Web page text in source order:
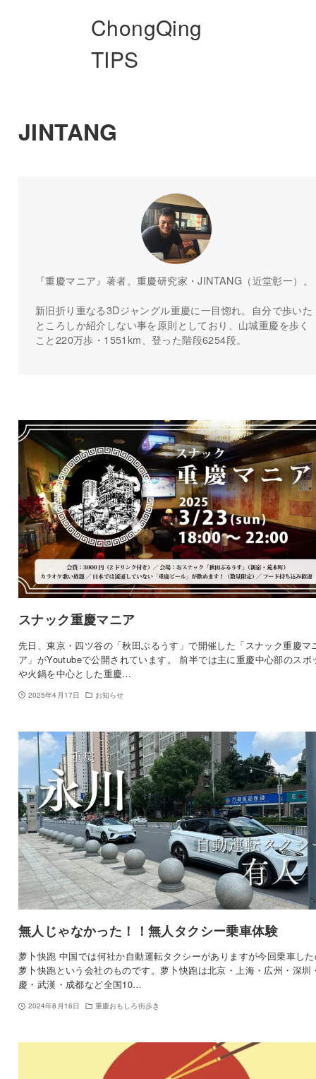
ChongQing
TIPS
JINTANG
『重慶マニア』著者。重慶研究家・JINTANG（近堂彰一）。
新旧折り重なる3Dジャングル重慶に一目惚れ。自分で歩いた
ところしか紹介しない事を原則としており、山城重慶を歩く
こと220万歩・1551km、登った階段6254段。
スナック重慶マニア
先日、東京・四ツ谷の「秋田ぶるうす」で開催した「スナック重慶マ
ア」がYoutubeで公開されています。 前半では主に重慶中心部のスポ
や火鍋を中心とした重慶…
2025年4月17日 お知らせ
無人じゃなかった！！無人タクシー乗車体験
萝卜快跑 中国では何社か自動運転タクシーがありますが今回乗車し
萝卜快跑という会社のものです。萝卜快跑は北京・上海・広州・深圳
慶・武漢・成都など全国10…
2024年8月16日 重慶おもしろ街歩き